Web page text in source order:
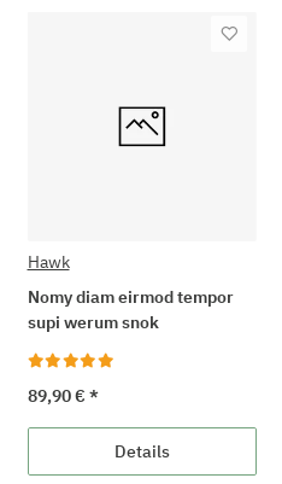
Hawk
Nomy diam eirmod tempor
supi werum snok
89,90 € *
Details